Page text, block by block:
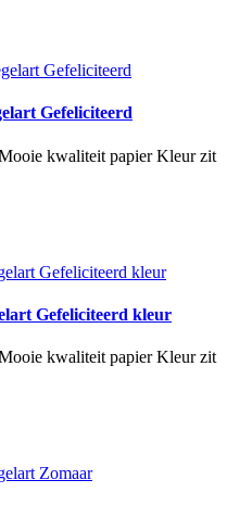
Gefeliciteerd
kwaliteit papier Kleur zit
Gefeliciteerd kleur
kwaliteit papier Kleur zit